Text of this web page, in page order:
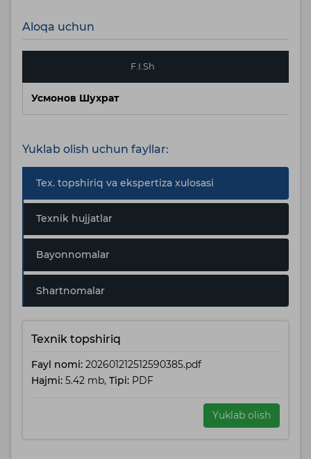
Aloqa uchun
F.I.Sh
Усмонов Шухрат
Yuklab olish uchun fayllar:
Tex. topshiriq va ekspertiza xulosasi
Texnik hujjatlar
Bayonnomalar
Shartnomalar
Texnik topshiriq
Fayl nomi: 202601212512590385.pdf
Hajmi: 5.42 mb, Tipi: PDF
Yuklab olish